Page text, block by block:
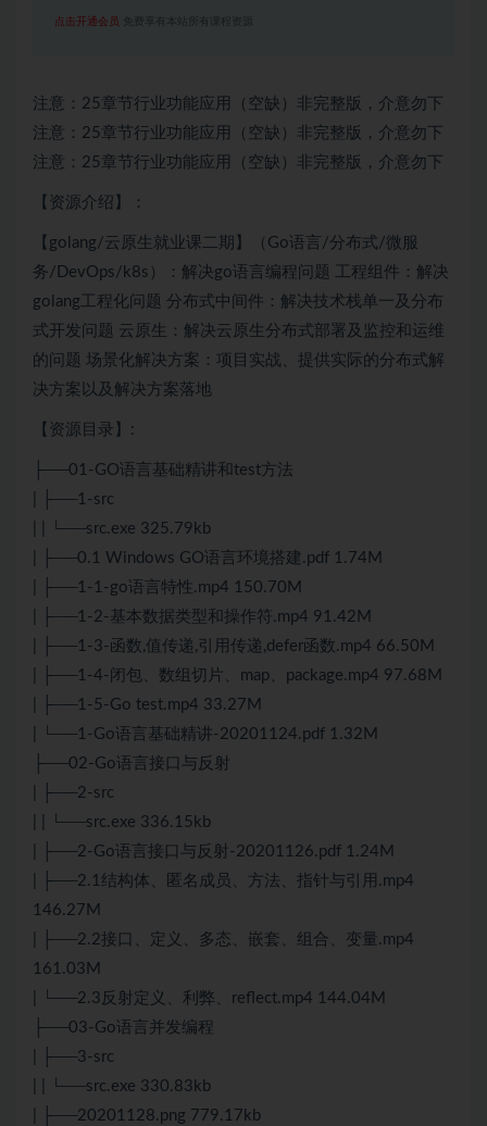
点击开通会员 免费享有本站所有课程资源
注意：25章节行业功能应用（空缺）非完整版，介意勿下
注意：25章节行业功能应用（空缺）非完整版，介意勿下
注意：25章节行业功能应用（空缺）非完整版，介意勿下
【资源介绍】：
【golang/云原生就业课二期】（Go语言/分布式/微服
务/DevOps/k8s）：解决go语言编程问题 工程组件：解决
golang工程化问题 分布式中间件：解决技术栈单一及分布
式开发问题 云原生：解决云原生分布式部署及监控和运维
的问题 场景化解决方案：项目实战、提供实际的分布式解
决方案以及解决方案落地
【资源目录】:
├──01-GO语言基础精讲和test方法
| ├──1-src
| | └──src.exe 325.79kb
| ├──0.1 Windows GO语言环境搭建.pdf 1.74M
| ├──1-1-go语言特性.mp4 150.70M
| ├──1-2-基本数据类型和操作符.mp4 91.42M
| ├──1-3-函数,值传递,引用传递,defer函数.mp4 66.50M
| ├──1-4-闭包、数组切片、map、package.mp4 97.68M
| ├──1-5-Go test.mp4 33.27M
| └──1-Go语言基础精讲-20201124.pdf 1.32M
├──02-Go语言接口与反射
| ├──2-src
| | └──src.exe 336.15kb
| ├──2-Go语言接口与反射-20201126.pdf 1.24M
| ├──2.1结构体、匿名成员、方法、指针与引用.mp4
146.27M
| ├──2.2接口、定义、多态、嵌套、组合、变量.mp4
161.03M
| └──2.3反射定义、利弊、reflect.mp4 144.04M
├──03-Go语言并发编程
| ├──3-src
| | └──src.exe 330.83kb
| ├──20201128.png 779.17kb